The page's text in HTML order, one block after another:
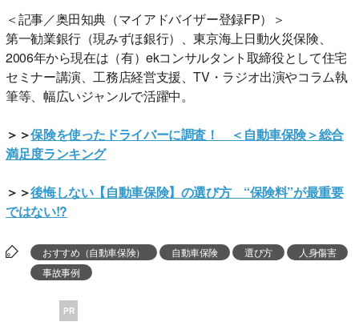
＜記事／奥田知典（マイアドバイザー登録FP）＞
第一勧業銀行（現みずほ銀行）、東京海上日動火災保険、
2006年から現在は（有）ekコンサルタント取締役として住宅
セミナー講演、工務店経営支援、TV・ラジオ出演やコラム執
筆等、幅広いジャンルで活躍中。
＞＞保険を使ったドライバーに調査！ ＜自動車保険＞総合
満足度ランキング
＞＞後悔しない【自動車保険】の選び方 “保険料”が最重要
ではない!?
おすすめ（自動車保険） 自動車保険 選び方
人身傷害
事故事例
PR